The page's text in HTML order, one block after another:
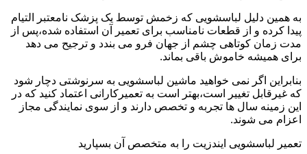
به همین دلیل لباسشویی که زخمش توسط یک پزشک نامعتبر التیام
پیدا کرده و از قطعات نامناسب برای تعمیر آن استفاده شده،پس از
مدت زمان کوتاهی چشم از جهان فرو می بندد و ترجیح می دهد
برای همیشه خاموش باقی بماند.
بنابراین اگر نمی خواهید ماشین لباسشویی به سرنوشتی دچار شود
که غیرقابل تغییر است،بهتر است به تعمیرکارانی اعتماد کنید که در
این زمینه سال ها تجربه و تخصص دارند و از سوی نمایندگی مجاز
اعزام می شوند.
تعمیر لباسشویی ایندزیت را به متخصص آن بسپارید